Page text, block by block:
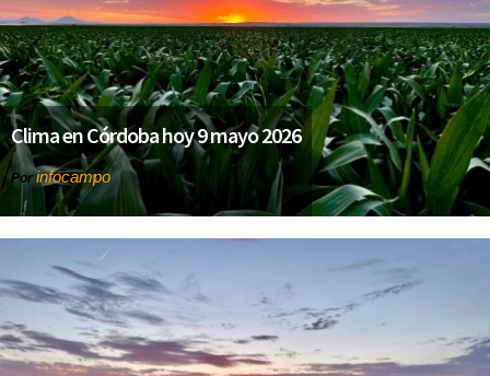
Clima en Córdoba hoy 9 mayo 2026
Por infocampo